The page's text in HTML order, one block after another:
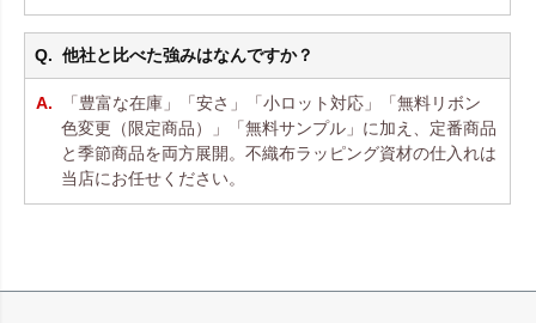
他社と比べた強みはなんですか？
「豊富な在庫」「安さ」「小ロット対応」「無料リボン
色変更（限定商品）」「無料サンプル」に加え、定番商品
と季節商品を両方展開。不織布ラッピング資材の仕入れは
当店にお任せください。